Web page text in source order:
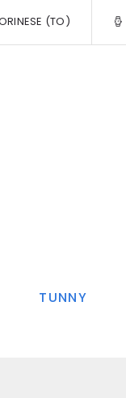
(TO)
TUNNY